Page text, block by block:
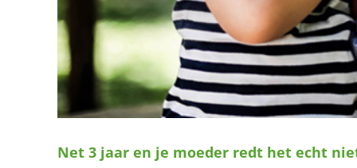
Net 3 jaar en je moeder redt het echt